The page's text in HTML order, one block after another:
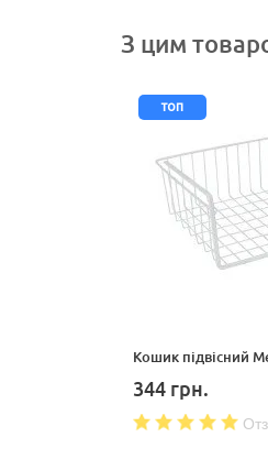
З цим
топ
Кошик підвісний
344 грн.